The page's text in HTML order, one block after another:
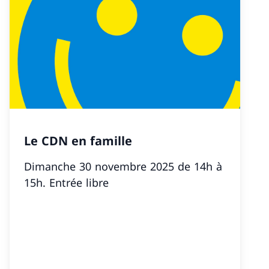
Le CDN en famille
Dimanche 30 novembre 2025 de 14h à
15h. Entrée libre